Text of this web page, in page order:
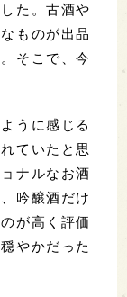
た。古酒や
ものが出品
そこで、今
うに感じる
ていたと思
ナルなお酒
吟醸酒だけ
が高く評価
やかだった